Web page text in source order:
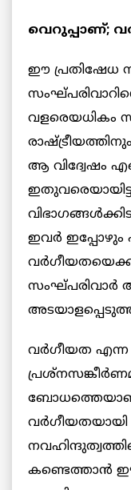
വെറുപ്പാണ്;
ഈ പ്രതിഷേധ
വളരെയധികം
ആ വിദ്വേഷം
ഇവർ
സംഘ്പരിവാർ
വർഗീയത എന്ന
ബോധത്തെയാണ്
കണ്ടെത്താൻ ഈ